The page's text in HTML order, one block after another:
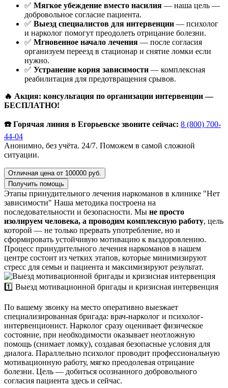
✅ Мягкое убеждение вместо насилия — наша цель —
добровольное согласие пациента.
✅ Выезд специалистов для интервенции — психолог
и нарколог помогут преодолеть отрицание болезни.
✅ Мгновенное начало лечения — после согласия
организуем переезд в стационар и снятие ломки если
нужно.
✅ Устранение корня зависимости — комплексная
реабилитация для предотвращения срывов.
🔥 Акция: консультация по организации интервенции —
БЕСПЛАТНО!
☎️ Горячая линия в Егорьевске звоните сейчас: 8 (800) 700-
44-04
Анонимно, без учёта. 24/7. Поможем в самой сложной
ситуации.
Отличная цена от 100000 руб.
Получить помощь
Этапы принудительного лечения наркоманов в клинике "Нет
зависимости" Наша методика построена на
последовательности и безопасности. Мы не просто
изолируем человека, а проводим комплексную работу, цель
которой — не только прервать употребление, но и
сформировать устойчивую мотивацию к выздоровлению.
Процесс принудительного лечения наркоманов в нашем
центре состоит из четких этапов, которые минимизируют
стресс для семьи и пациента и максимизируют результат.
1️⃣ Выезд мотивационной бригады и кризисная интервенция
По вашему звонку на место оперативно выезжает
специализированная бригада: врач-нарколог и психолог-
интервенционист. Нарколог сразу оценивает физическое
состояние, при необходимости оказывает неотложную
помощь (снимает ломку), создавая безопасные условия для
диалога. Параллельно психолог проводит профессиональную
мотивационную работу, мягко преодолевая отрицание
болезни. Цель — добиться осознанного добровольного
согласия пациента здесь и сейчас.